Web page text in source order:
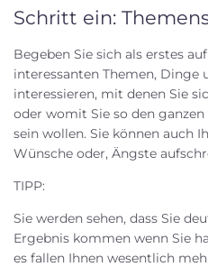
Schritt ein:
Begeben Sie sich als erstes
interessanten Themen, Dinge
interessieren, mit denen Sie
oder womit Sie so den
sein wollen. Sie können auch
Wünsche oder, Ängste
TIPP:
Sie werden sehen, dass Sie
Ergebnis kommen wenn Sie
es fallen Ihnen wesentlich